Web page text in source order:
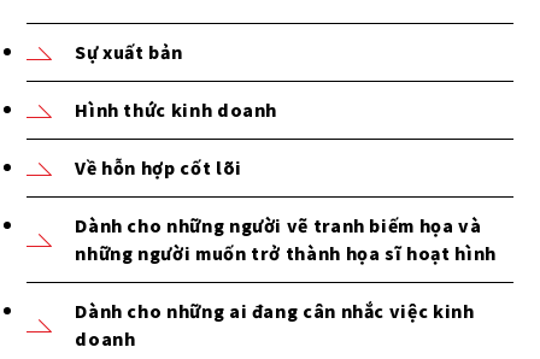
Sự xuất bản
Hình thức kinh doanh
Về hỗn hợp cốt lõi
Dành cho những người vẽ tranh biếm họa và
những người muốn trở thành họa sĩ hoạt hình
Dành cho những ai đang cân nhắc việc kinh
doanh